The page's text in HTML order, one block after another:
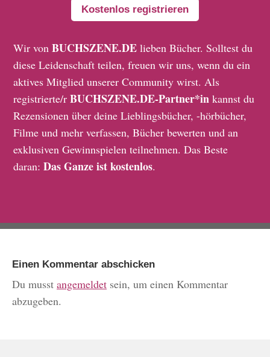
Kostenlos registrieren
Wir vonBUCHSZENE.DE lieben Bücher. Solltest du
diese Leidenschaft teilen, freuen wir uns, wenn du ein
aktives Mitglied unserer Community wirst. Als
registrierte/rBUCHSZENE.DE-Partner*in kannst du
Rezensionen über deine Lieblingsbücher, -hörbücher,
Filme und mehr verfassen, Bücher bewerten und an
exklusiven Gewinnspielen teilnehmen. Das Beste
daran:Das Ganze ist kostenlos.
Einen Kommentar abschicken
Du musst angemeldet sein, um einen Kommentar
abzugeben.